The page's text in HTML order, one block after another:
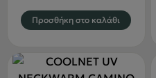
€20.00.είναι:
€18.00.
Προσθήκη στο καλάθι